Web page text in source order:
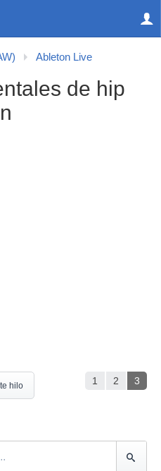
Ableton Live
de hip
1 2 3
hilo